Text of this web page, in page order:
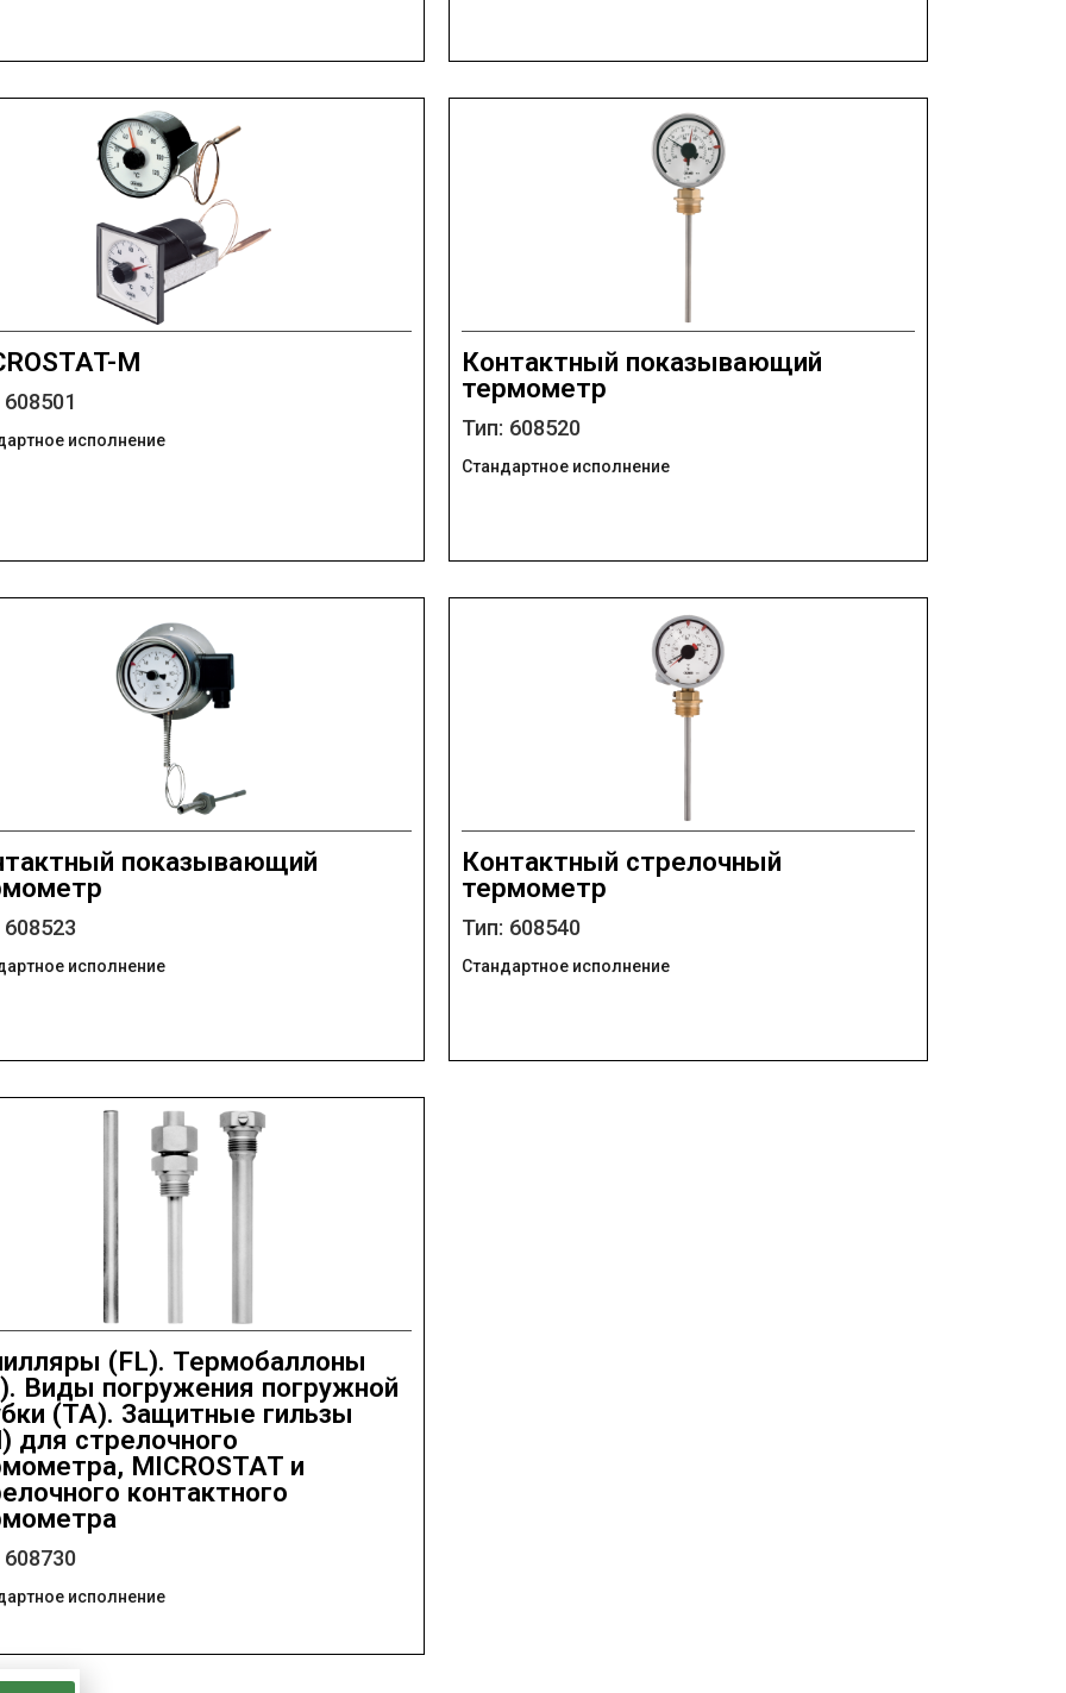
M
исполнение
показывающий
608523
исполнение
(FL). Термобаллоны
Виды погружения погружной
(ТА). Защитные гильзы
для стрелочного
MICROSTAT и
контактного
608730
исполнение
Контактный показывающий
термометр
Тип: 608520
Стандартное исполнение
Контактный стрелочный
термометр
Тип: 608540
Стандартное исполнение